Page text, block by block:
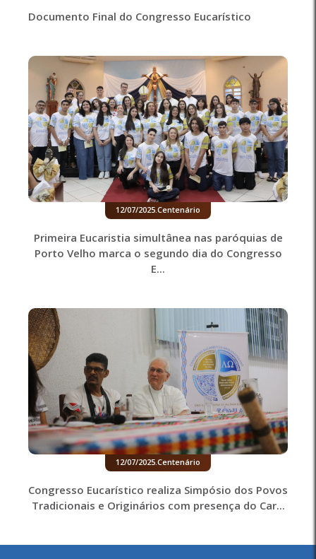
Documento Final do Congresso Eucarístico
12/07/2025 Centenário
Primeira Eucaristia simultânea nas paróquias de
Porto Velho marca o segundo dia do Congresso
E...
12/07/2025.Centenário
Congresso Eucarístico realiza Simpósio dos Povos
Tradicionais e Originários com presença do Car...